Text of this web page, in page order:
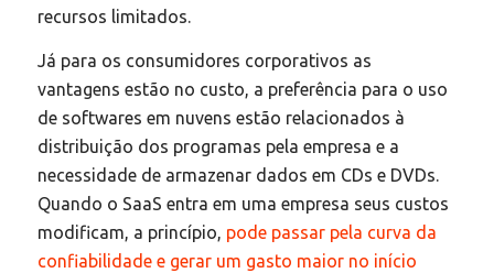
recursos limitados.
Já para os consumidores corporativos as
vantagens estão no custo, a preferência para o uso
de softwares em nuvens estão relacionados à
distribuição dos programas pela empresa e a
necessidade de armazenar dados em CDs e DVDs.
Quando o SaaS entra em uma empresa seus custos
modificam, a princípio, pode passar pela curva da
confiabilidade e gerar um gasto maior no início